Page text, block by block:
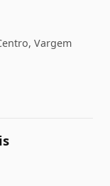
Vargem